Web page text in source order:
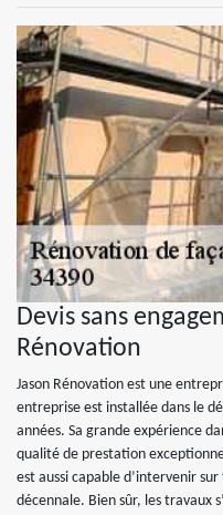
Devis sans
Rénovation
Jason Rénovation est une
entreprise est installée dans le
années. Sa grande expérience
qualité de prestation
est aussi capable d’intervenir
décennale. Bien sûr, les travaux